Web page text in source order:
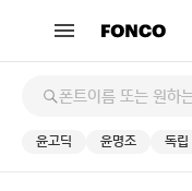
윤고딕 윤명조 독립